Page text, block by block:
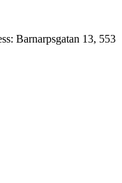
Barnarpsgatan 13, 553